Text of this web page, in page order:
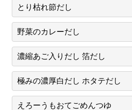
とり枯れ節だし
野菜のカレーだし
濃縮あご入りだし 箔だし
極みの濃厚白だし ホタテだし
えろーうもおてごめんつゆ